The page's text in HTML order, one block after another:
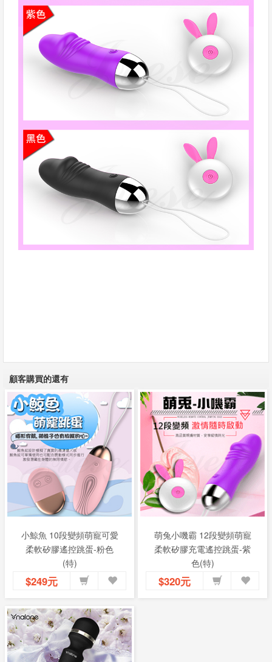
顧客購買的還有
小鯨魚 10段變頻萌寵可愛
柔軟矽膠遙控跳蛋-粉色
(特)
$249元
萌兔小嘰霸 12段變頻萌寵
柔軟矽膠充電遙控跳蛋-紫
色(特)
$320元